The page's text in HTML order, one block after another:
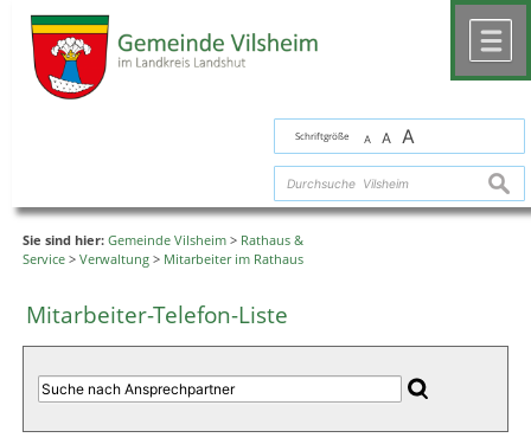
Schriftgröße A A A
Sie sind hier: Gemeinde Vilsheim > Rathaus &
Service > Verwaltung > Mitarbeiter im Rathaus
Mitarbeiter-Telefon-Liste